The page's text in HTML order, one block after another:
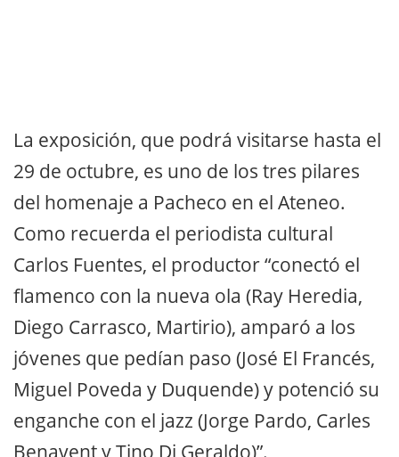
La exposición, que podrá visitarse hasta el
29 de octubre, es uno de los tres pilares
del homenaje a Pacheco en el Ateneo.
Como recuerda el periodista cultural
Carlos Fuentes, el productor “conectó el
flamenco con la nueva ola (Ray Heredia,
Diego Carrasco, Martirio), amparó a los
jóvenes que pedían paso (José El Francés,
Miguel Poveda y Duquende) y potenció su
enganche con el jazz (Jorge Pardo, Carles
Benavent y Tino Di Geraldo)”.